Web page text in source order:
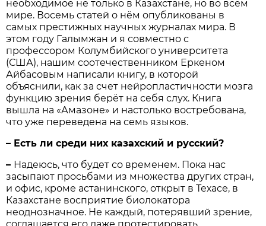
необходимое не только в Казахстане, но во всём
мире. Восемь статей о нём опубликованы в
самых престижных научных журналах мира. В
этом году Галымжан и я совместно с
профессором Колумбийского университета
(США), нашим соотечественником Еркеном
Айбасовым написали книгу, в которой
объяснили, как за счет нейропластичности мозга
функцию зрения берёт на себя слух. Книга
вышла на «Амазоне» и настолько востребована,
что уже переведена на семь языков.
– Есть ли среди них казахский и русский?
– Надеюсь, что будет со временем. Пока нас
засыпают просьбами из множества других стран,
и офис, кроме астанинского, открыт в Техасе, в
Казахстане восприятие биолокатора
неоднозначное. Не каждый, потерявший зрение,